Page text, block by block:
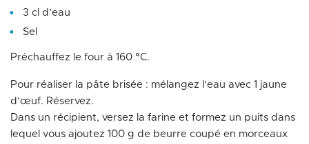
3 cl d’eau
Sel
Préchauffez le four à 160 °C.
Pour réaliser la pâte brisée : mélangez l’eau avec 1 jaune
d’œuf. Réservez.
Dans un récipient, versez la farine et formez un puits dans
lequel vous ajoutez 100 g de beurre coupé en morceaux